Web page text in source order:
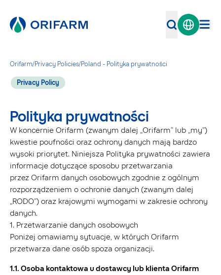
Orifarm/Privacy Policies/Poland - Polityka prywatności
Privacy Policy
Polityka prywatności
W koncernie Orifarm (zwanym dalej „Orifarm” lub „my”)
kwestie poufności oraz ochrony danych mają bardzo
wysoki priorytet. Niniejsza Polityka prywatności zawiera
informacje dotyczące sposobu przetwarzania
przez Orifarm danych osobowych zgodnie z ogólnym
rozporządzeniem o ochronie danych (zwanym dalej
„RODO”) oraz krajowymi wymogami w zakresie ochrony
danych.
1. Przetwarzanie danych osobowych
Poniżej omawiamy sytuacje, w których Orifarm
przetwarza dane osób spoza organizacji.
1.1. Osoba kontaktowa u dostawcy lub klienta Orifarm